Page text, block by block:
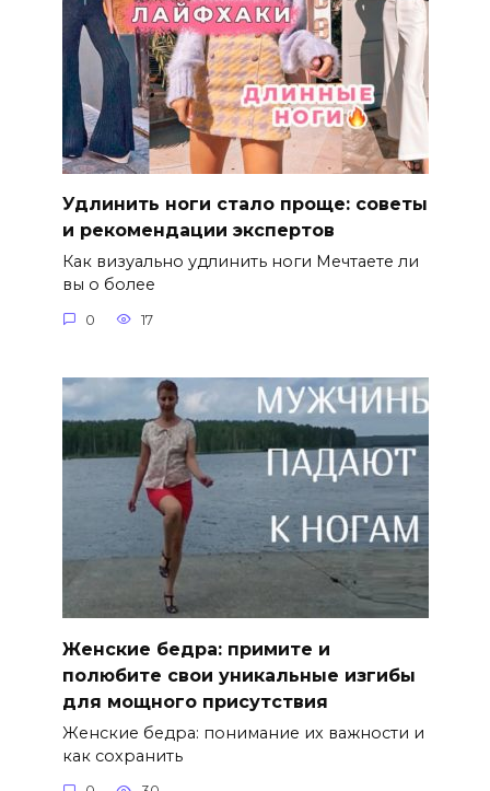
Удлинить ноги стало проще: советы
и рекомендации экспертов
Как визуально удлинить ноги Мечтаете ли
вы о более
0 17
Женские бедра: примите и
полюбите свои уникальные изгибы
для мощного присутствия
Женские бедра: понимание их важности и
как сохранить